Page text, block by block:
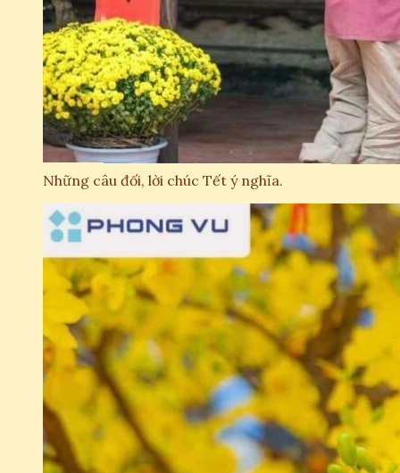
Những câu đối, lời chúc Tết ý nghĩa.